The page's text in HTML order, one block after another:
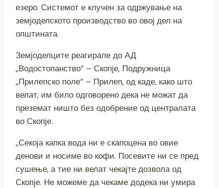
езеро. Системот е клучен за одржување на
земјоделското производство во овој дел на
општината.
Земјоделците реагирале до АД
„Водостопанство“ – Скопје, Подружница
„Прилепско поле“ – Прилеп, од каде, како што
велат, им било одговорено дека не можат да
преземат ништо без одобрение од централата
во Скопје.
„Секоја капка вода ни е скапоцена во овие
денови и носиме во кофи. Посевите ни се пред
сушење, а тие ни велат чекајте дозвола од
Скопје. Не можеме да чекаме додека ни умира